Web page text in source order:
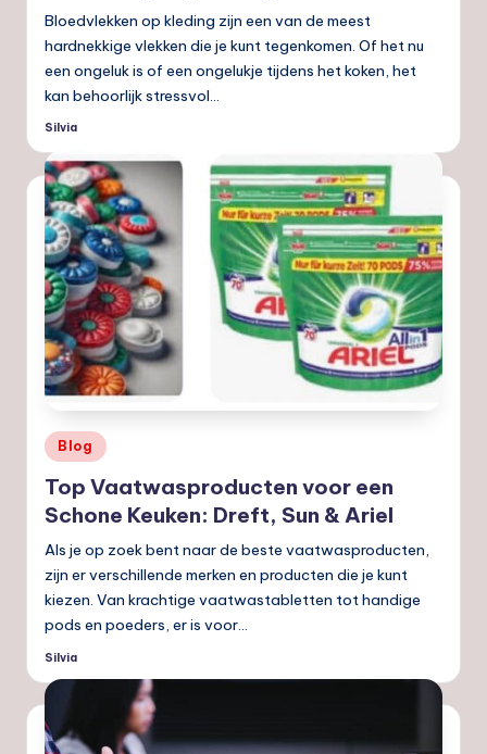
Bloedvlekken op kleding zijn een van de meest
hardnekkige vlekken die je kunt tegenkomen. Of het nu
een ongeluk is of een ongelukje tijdens het koken, het
kan behoorlijk stressvol…
Geplaatst
Silvia
Geplaatst
in
Blog
Top Vaatwasproducten voor een
Schone Keuken: Dreft, Sun & Ariel
Als je op zoek bent naar de beste vaatwasproducten,
zijn er verschillende merken en producten die je kunt
kiezen. Van krachtige vaatwastabletten tot handige
pods en poeders, er is voor…
Geplaatst
door
Silvia